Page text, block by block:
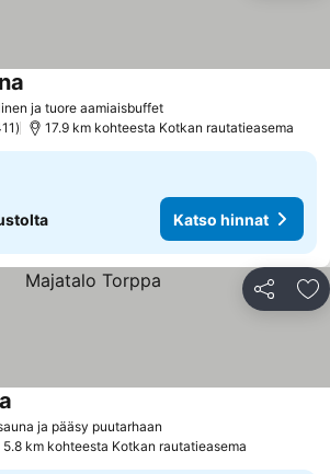
ja tuore aamiaisbuffet
17.9 km kohteesta Kotkan rautatieasema
Katso hinnat
Jaa
ja pääsy puutarhaan
5.8 km kohteesta Kotkan rautatieasema